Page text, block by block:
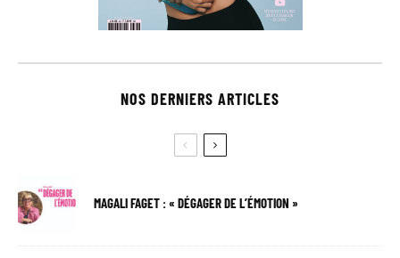
NOS DERNIERS ARTICLES
MAGALI FAGET : « DÉGAGER DE L’ÉMOTION »